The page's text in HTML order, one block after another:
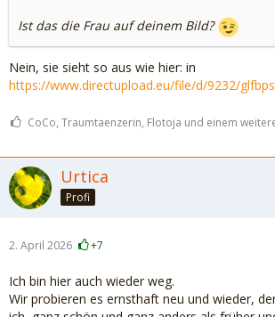
Ist das die Frau auf deinem Bild?
Nein, sie sieht so aus wie hier: in
https://www.directupload.eu/file/d/9232/
CoCo, Traumtaenzerin, Flotoja und einem
Urtica
Profi
2. April 2026 +7
Ich bin hier auch wieder weg.
Wir probieren es ernsthaft neu und wieder,